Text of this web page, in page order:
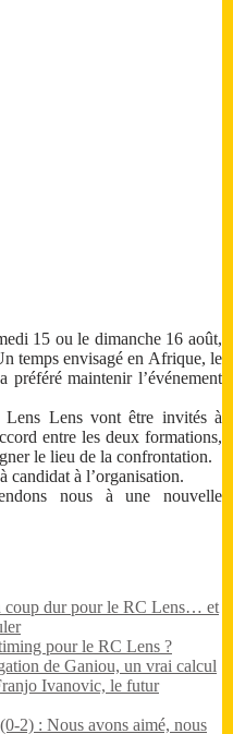
15 ou le dimanche 16 août,
temps envisagé en Afrique, le
préféré maintenir l’événement
Lens vont être invités à
entre les deux formations,
le lieu de la confrontation.
candidat à l’organisation.
nous à une nouvelle
coup dur pour le RC Lens… et
pour le RC Lens ?
de Ganiou, un vrai calcul
Ivanovic, le futur
2) : Nous avons aimé, nous